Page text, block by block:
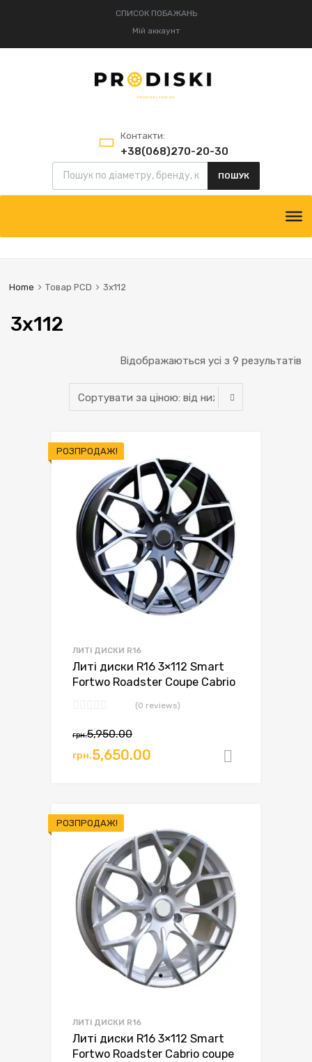
СПИСОК ПОБАЖАНЬ
Мій аккаунт
Контакти:
+38(068)270-20-30
+38(095)834-52-75
ПОШУК
Home Товар PCD 3x112
3x112
Відображаються усі з 9 результатів
РОЗПРОДАЖ!
ЛИТІ ДИСКИ R16
Литі диски R16 3×112 Smart
Fortwo Roadster Coupe Cabrio
(0 reviews)
грн.5,950.00
грн.5,650.00
РОЗПРОДАЖ!
ЛИТІ ДИСКИ R16
Литі диски R16 3×112 Smart
Fortwo Roadster Cabrio coupe